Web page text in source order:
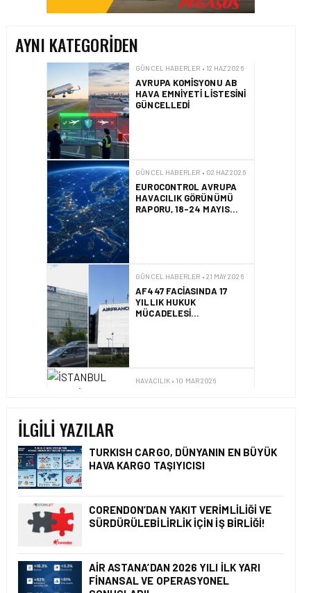
AYNI KATEGORIDENAVRUPA KOMISYONU AB
HAVA EMNIYETI LISTESINI
GÜNCELLEDI
RAPORU, 18-24 MAYIS
MÜCADELESI
SONUÇLANDI
HAVALIMANI OLDU
AVRUPA’NIN HAVAYOLU
DEVLERI GÖKYÜZÜNDE
OKYANUSU KÜREK
ÇEKEREK AŞACAK İLK
TÜRK TAKIMINA GURUR
İLGILI YAZILAR
TURKISH CARGO, DÜNYANIN EN BÜYÜK
HAVA KARGO TAŞIYICISI
CORENDON’DAN YAKIT VERIMLILIĞI VE
SÜRDÜRÜLEBILIRLIK IÇIN İŞ BIRLIĞI!
AIR ASTANA’DAN 2026 YILI İLK YARI
FINANSAL VE OPERASYONEL